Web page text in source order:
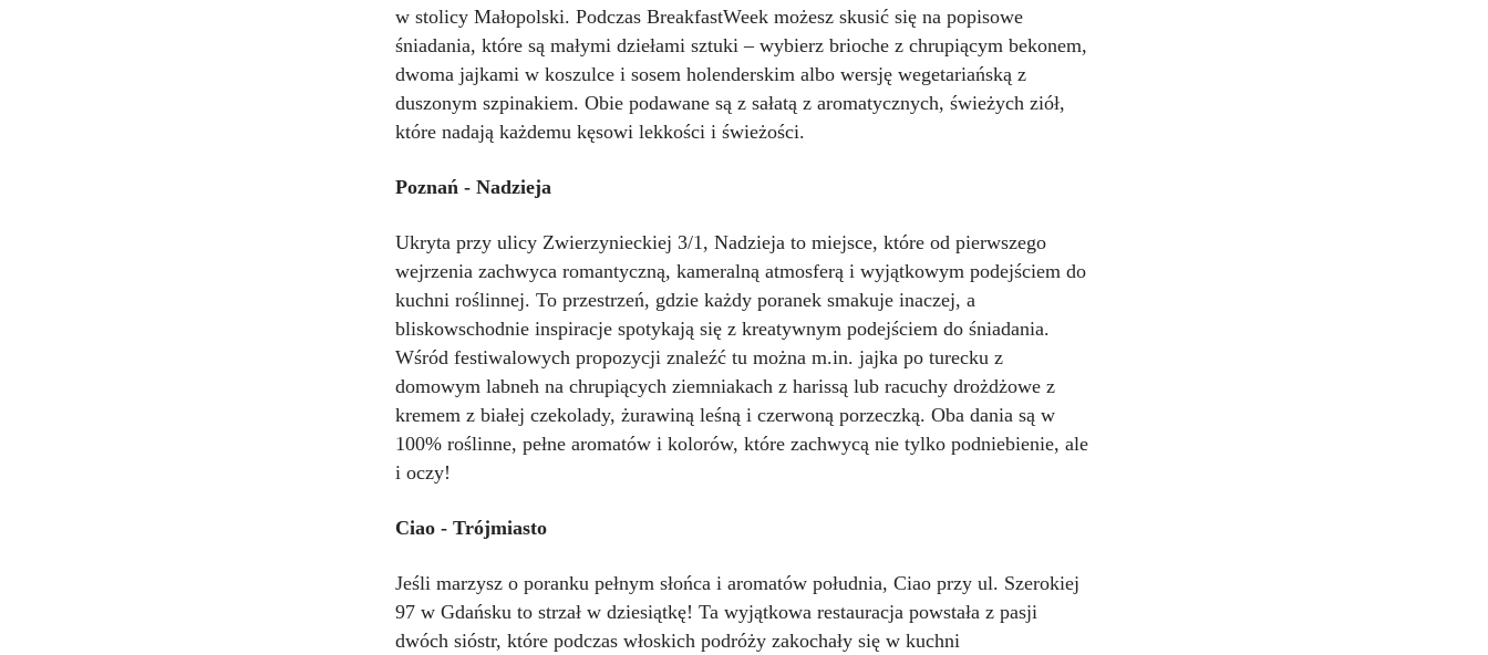
w stolicy Małopolski. Podczas BreakfastWeek możesz skusić się na popisowe
śniadania, które są małymi dziełami sztuki – wybierz brioche z chrupiącym bekonem,
dwoma jajkami w koszulce i sosem holenderskim albo wersję wegetariańską z
duszonym szpinakiem. Obie podawane są z sałatą z aromatycznych, świeżych ziół,
które nadają każdemu kęsowi lekkości i świeżości.
Poznań - Nadzieja
Ukryta przy ulicy Zwierzynieckiej 3/1, Nadzieja to miejsce, które od pierwszego
wejrzenia zachwyca romantyczną, kameralną atmosferą i wyjątkowym podejściem do
kuchni roślinnej. To przestrzeń, gdzie każdy poranek smakuje inaczej, a
bliskowschodnie inspiracje spotykają się z kreatywnym podejściem do śniadania.
Wśród festiwalowych propozycji znaleźć tu można m.in. jajka po turecku z
domowym labneh na chrupiących ziemniakach z harissą lub racuchy drożdżowe z
kremem z białej czekolady, żurawiną leśną i czerwoną porzeczką. Oba dania są w
100% roślinne, pełne aromatów i kolorów, które zachwycą nie tylko podniebienie, ale
i oczy!
Ciao - Trójmiasto
Jeśli marzysz o poranku pełnym słońca i aromatów południa, Ciao przy ul. Szerokiej
97 w Gdańsku to strzał w dziesiątkę! Ta wyjątkowa restauracja powstała z pasji
dwóch sióstr, które podczas włoskich podróży zakochały się w kuchni